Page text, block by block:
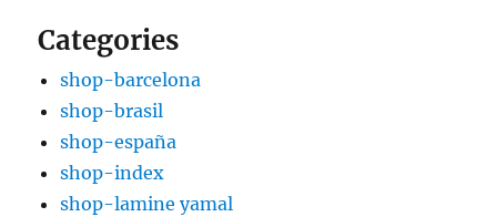
Categories
shop-barcelona
shop-brasil
shop-españa
shop-index
shop-lamine yamal